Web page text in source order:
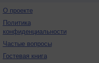
О проекте
Политика
конфиденциальности
Частые вопросы
Гостевая книга